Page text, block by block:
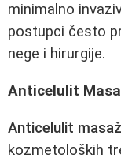
minimalno
postupci često
nege i hirurgije.
Anticelulit
Anticelulit
kozmetoloških